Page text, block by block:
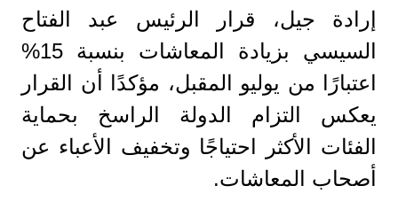
إرادة جيل، قرار الرئيس عبد الفتاح
السيسي بزيادة المعاشات بنسبة 15%
اعتبارًا من يوليو المقبل، مؤكدًا أن القرار
يعكس التزام الدولة الراسخ بحماية
الفئات الأكثر احتياجًا وتخفيف الأعباء عن
أصحاب المعاشات.